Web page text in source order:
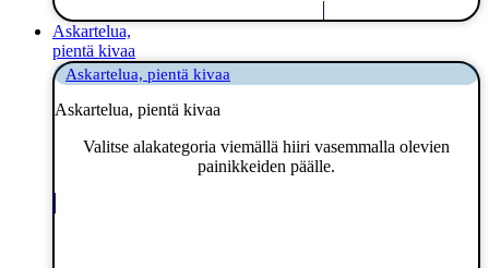
Askartelua,
pientä kivaa
Askartelua, pientä kivaa
Askartelua, pientä kivaa
Valitse alakategoria viemällä hiiri vasemmalla olevien
painikkeiden päälle.